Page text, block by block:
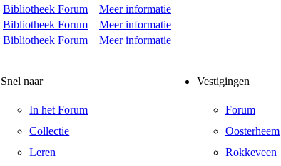
Bibliotheek Forum
Meer informatie
Bibliotheek Forum
Meer informatie
Bibliotheek Forum Meer informatie
Snel naar
In het Forum
Collectie
Leren
Vestigingen
Forum
Oosterheem
Rokkeveen